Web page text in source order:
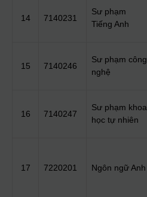
14 7140231
Sư phạm
Tiếng Anh
15 7140246
Sư phạm công
nghệ
16 7140247
Sư phạm khoa
học tự nhiên
17 7220201 Ngôn ngữ Anh